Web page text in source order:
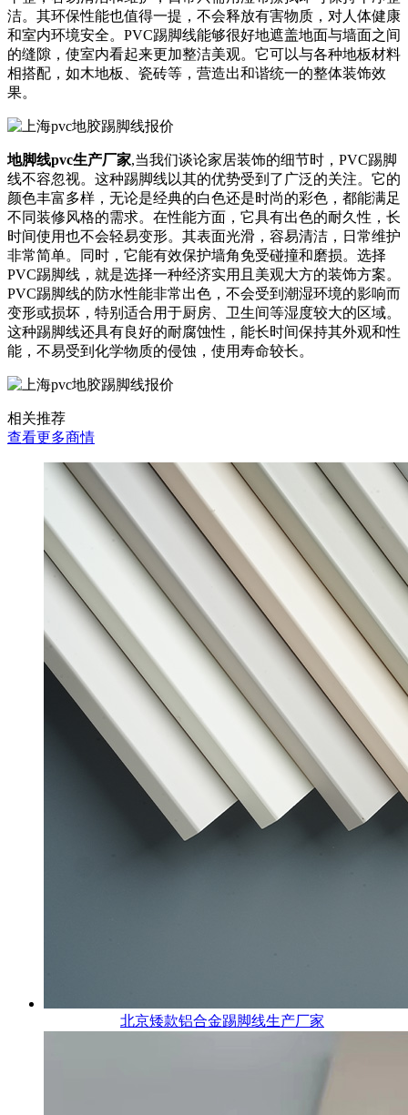
洁。其环保性能也值得一提，不会释放有害物质，对人体健康
和室内环境安全。PVC踢脚线能够很好地遮盖地面与墙面之间
的缝隙，使室内看起来更加整洁美观。它可以与各种地板材料
相搭配，如木地板、瓷砖等，营造出和谐统一的整体装饰效
果。
地脚线pvc生产厂家,当我们谈论家居装饰的细节时，PVC踢脚
线不容忽视。这种踢脚线以其的优势受到了广泛的关注。它的
颜色丰富多样，无论是经典的白色还是时尚的彩色，都能满足
不同装修风格的需求。在性能方面，它具有出色的耐久性，长
时间使用也不会轻易变形。其表面光滑，容易清洁，日常维护
非常简单。同时，它能有效保护墙角免受碰撞和磨损。选择
PVC踢脚线，就是选择一种经济实用且美观大方的装饰方案。
PVC踢脚线的防水性能非常出色，不会受到潮湿环境的影响而
变形或损坏，特别适合用于厨房、卫生间等湿度较大的区域。
这种踢脚线还具有良好的耐腐蚀性，能长时间保持其外观和性
能，不易受到化学物质的侵蚀，使用寿命较长。
相关推荐
查看更多商情
北京矮款铝合金踢脚线生产厂家